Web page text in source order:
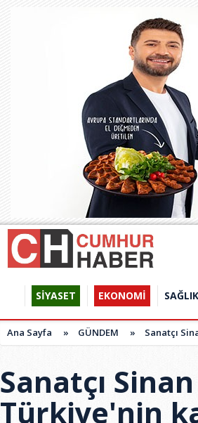
SİYASET EKONOMİ SAĞLIK
Ana Sayfa » GÜNDEM » Sanatçı
Sanatçı
Türkiye'nin